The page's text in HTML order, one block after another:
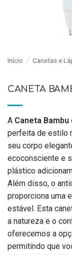
Início / Canetas e
CANETA
A Caneta
perfeita de estilo
seu corpo
ecoconsciente e
plástico
Além disso, o
proporciona uma
estável. Esta
a natureza e o
oferecemos a
permitindo que